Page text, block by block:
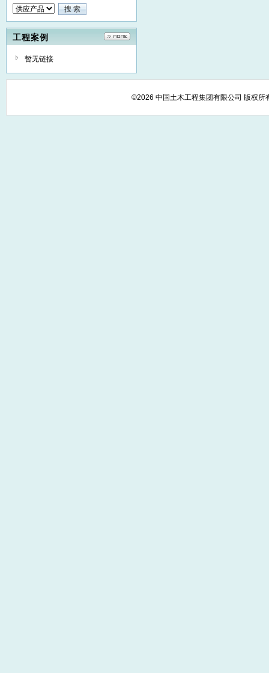
工程案例
暂无链接
©2026 中国土木工程集团有限公司 版权